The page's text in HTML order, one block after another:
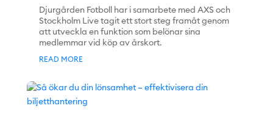
Djurgården Fotboll har i samarbete med AXS och
Stockholm Live tagit ett stort steg framåt genom
att utveckla en funktion som belönar sina
medlemmar vid köp av årskort.
READ MORE